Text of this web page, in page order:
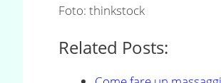
Foto: thinkstock
Related Posts: